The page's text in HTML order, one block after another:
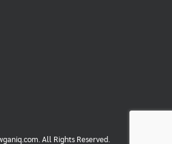
. All Rights Reserved.